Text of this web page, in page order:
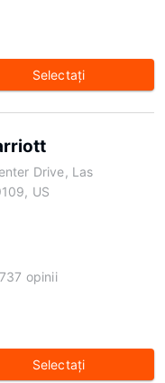
Selectaţi
Drive, Las
US
737 opinii
Selectaţi